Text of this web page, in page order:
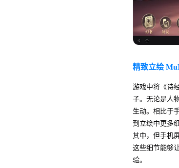
精致立绘
游戏中将《诗
子。无论是人
生动。相比于
到立绘中更多
其中，但手机
这些细节能够
验。